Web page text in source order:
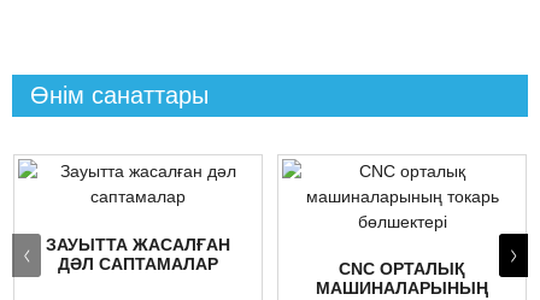
Өнім санаттары
ЗАУЫТТА ЖАСАЛҒАН
ДӘЛ САПТАМАЛАР
CNC ОРТАЛЫҚ
МАШИНАЛАРЫНЫҢ